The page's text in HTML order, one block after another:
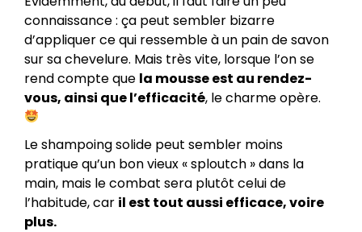
connaissance : ça peut sembler bizarre
d’appliquer ce qui ressemble à un pain de savon
sur sa chevelure. Mais très vite, lorsque l’on se
rend compte que la mousse est au rendez-
vous, ainsi que l’efficacité, le charme opère.
Le shampoing solide peut sembler moins
pratique qu’un bon vieux « sploutch » dans la
main, mais le combat sera plutôt celui de
l’habitude, car il est tout aussi efficace, voire
plus.